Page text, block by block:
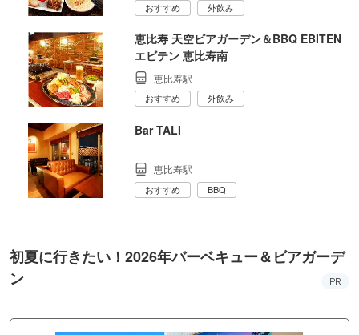
おすすめ 外飲み
恵比寿 天空ビアガーデン＆BBQ EBITEN
エビテン 恵比寿南
恵比寿駅
おすすめ 外飲み
Bar TALI
恵比寿駅
おすすめ BBQ
初夏に行きたい！2026年バーベキュー＆ビアガーデ
ン
PR